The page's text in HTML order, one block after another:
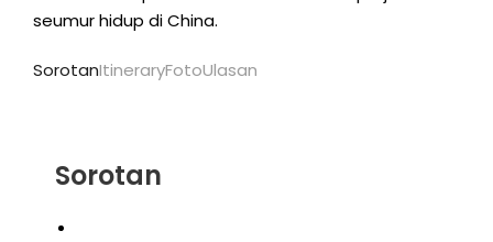
seumur hidup di China.
SorotanItineraryFotoUlasan
Sorotan